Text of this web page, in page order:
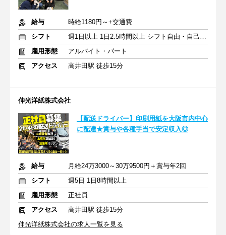
給与
時給1180円～+交通費
シフト
週1日以上 1日2.5時間以上 シフト自由・自己申告
雇用形態
アルバイト・パート
アクセス
高井田駅 徒歩15分
伸光洋紙株式会社
【配送ドライバー】印刷用紙を大阪市内中心
に配達★賞与や各種手当で安定収入◎
給与
月給24万3000～30万9500円＋賞与年2回
シフト
週5日 1日8時間以上
雇用形態
正社員
アクセス
高井田駅 徒歩15分
伸光洋紙株式会社の求人一覧を見る